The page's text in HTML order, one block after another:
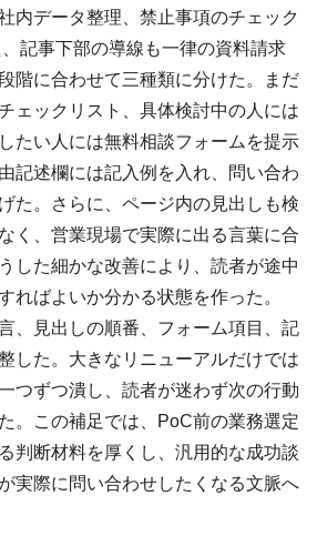
内データ整理、禁止事項のチェック
記事下部の導線も一律の資料請求
階に合わせて三種類に分けた。まだ
ェックリスト、具体検討中の人には
たい人には無料相談フォームを提示
記述欄には記入例を入れ、問い合わ
た。さらに、ページ内の見出しも検
く、営業現場で実際に出る言葉に合
した細かな改善により、読者が途中
ればよいか分かる状態を作った。
、見出しの順番、フォーム項目、記
した。大きなリニューアルだけでは
つずつ潰し、読者が迷わず次の行動
。この補足では、PoC前の業務選定
判断材料を厚くし、汎用的な成功談
実際に問い合わせしたくなる文脈へ